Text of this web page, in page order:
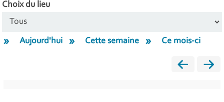
Choix du lieu
Aujourd'hui Cette semaine Ce mois-ci